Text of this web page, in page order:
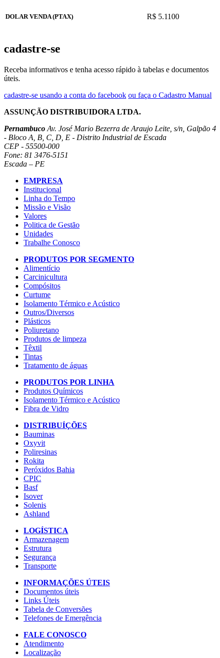
DOLAR VENDA (PTAX) R$ 5.1100
cadastre-se
Receba informativos e tenha acesso rápido à tabelas e documentos
úteis.
cadastre-se usando a conta do facebook ou faça o Cadastro Manual
ASSUNÇÃO DISTRIBUIDORA LTDA.
Pernambuco Av. José Mario Bezerra de Araujo Leite, s/n, Galpão 4
- Bloco A, B, C, D, E - Distrito Industrial de Escada
CEP - 55500-000
Fone: 81 3476-5151
Escada – PE
EMPRESA
Institucional
Linha do Tempo
Missão e Visão
Valores
Politica de Gestão
Unidades
Trabalhe Conosco
PRODUTOS POR SEGMENTO
Alimentício
Carcinicultura
Compósitos
Curtume
Isolamento Térmico e Acústico
Outros/Diversos
Plásticos
Poliuretano
Produtos de limpeza
Têxtil
Tintas
Tratamento de águas
PRODUTOS POR LINHA
Produtos Químicos
Isolamento Térmico e Acústico
Fibra de Vidro
DISTRIBUÍÇÕES
Bauminas
Oxyvit
Poliresinas
Rokita
Peróxidos Bahia
CPIC
Basf
Isover
Solenis
Ashland
LOGÍSTICA
Armazenagem
Estrutura
Segurança
Transporte
INFORMAÇÕES ÚTEIS
Documentos úteis
Links Úteis
Tabela de Conversões
Telefones de Emergência
FALE CONOSCO
Atendimento
Localização